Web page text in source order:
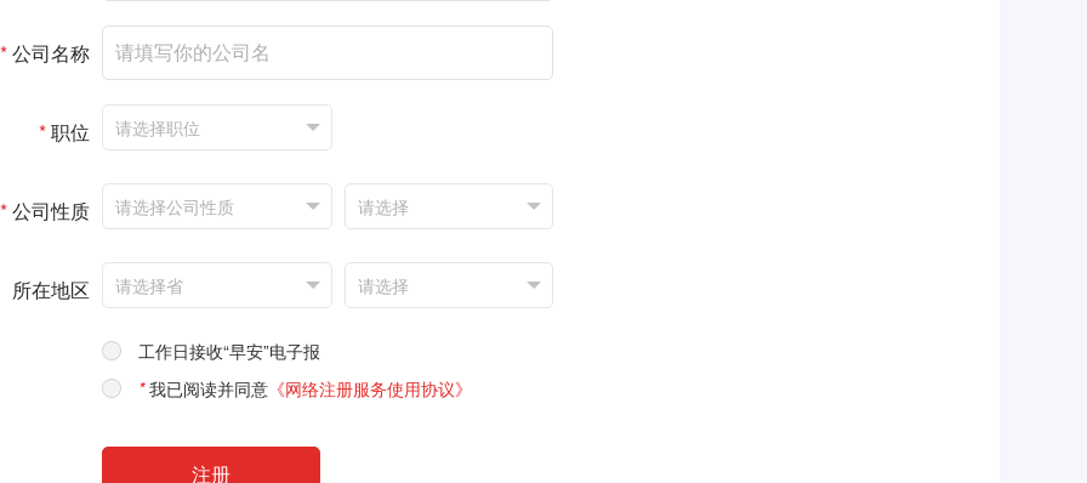
*公司名称
*职位
*公司性质
所在地区
工作日接收“早安”电子报
*我已阅读并同意 《网络注册服务使用协议》